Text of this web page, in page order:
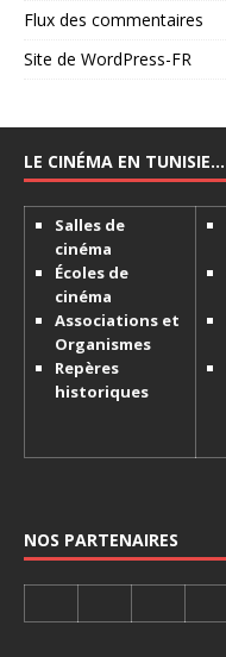
Flux des commentaires
Site de WordPress-FR
LE CINÉMA EN TUNISIE…
Salles de
cinéma
Écoles de
cinéma
Associations et
Organismes
Repères
historiques
NOS PARTENAIRES